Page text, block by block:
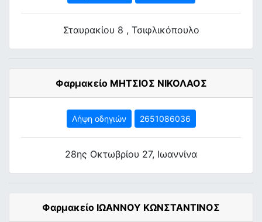
Σταυρακίου 8 , Τσιφλικόπουλο
Φαρμακείο ΜΗΤΣΙΟΣ ΝΙΚΟΛΑΟΣ
Λήψη οδηγιών 2651086036
28ης Οκτωβρίου 27, Ιωαννίνα
Φαρμακείο ΙΩΑΝΝΟΥ ΚΩΝΣΤΑΝΤΙΝΟΣ